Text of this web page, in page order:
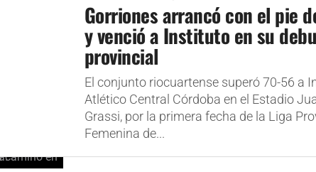
Gorriones arrancó con el pie
y venció a Instituto en su
provincial
El conjunto riocuartense superó 70-56 a
Atlético Central Córdoba en el Estadio
Grassi, por la primera fecha de la Liga
Femenina de...